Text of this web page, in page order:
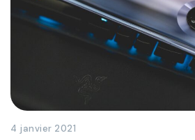
4 janvier 2021